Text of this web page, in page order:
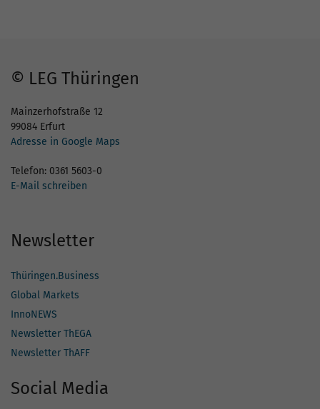
© LEG Thüringen
Mainzerhofstraße 12
99084 Erfurt
Adresse in Google Maps
Telefon: 0361 5603-0
E-Mail schreiben
Newsletter
Thüringen.Business
Global Markets
InnoNEWS
Newsletter ThEGA
Newsletter ThAFF
Social Media